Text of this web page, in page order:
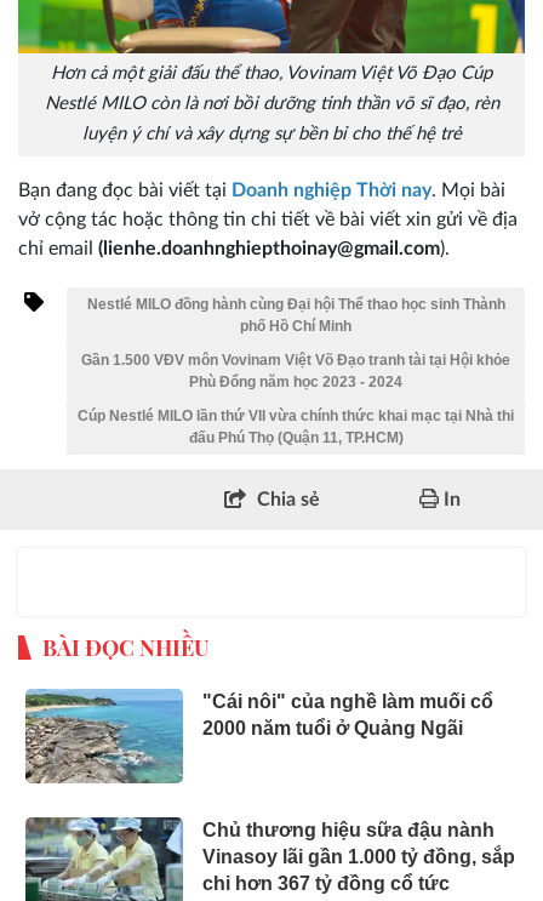
Hơn cả một giải đấu thể thao, Vovinam Việt Võ Đạo Cúp
Nestlé MILO còn là nơi bồi dưỡng tinh thần võ sĩ đạo, rèn
luyện ý chí và xây dựng sự bền bỉ cho thế hệ trẻ
Bạn đang đọc bài viết tại Doanh nghiệp Thời nay. Mọi bài
vở cộng tác hoặc thông tin chi tiết về bài viết xin gửi về địa
chỉ email (lienhe.doanhnghiepthoinay@gmail.com).
Nestlé MILO đồng hành cùng Đại hội Thể thao học sinh Thành
phố Hồ Chí Minh
Gần 1.500 VĐV môn Vovinam Việt Võ Đạo tranh tài tại Hội khỏe
Phù Đổng năm học 2023 - 2024
Cúp Nestlé MILO lần thứ VII vừa chính thức khai mạc tại Nhà thi
đấu Phú Thọ (Quận 11, TP.HCM)
Chia sẻ In
BÀI ĐỌC NHIỀU
"Cái nôi" của nghề làm muối cổ
2000 năm tuổi ở Quảng Ngãi
Chủ thương hiệu sữa đậu nành
Vinasoy lãi gần 1.000 tỷ đồng, sắp
chi hơn 367 tỷ đồng cổ tức